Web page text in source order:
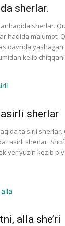
sherlar.
haqida sherlar.
haqida malumot.
davrida
kelib
sherlar
ta'sirli sherlar.
tasirli sherlar.
yer yuzin kezib
alla she’ri